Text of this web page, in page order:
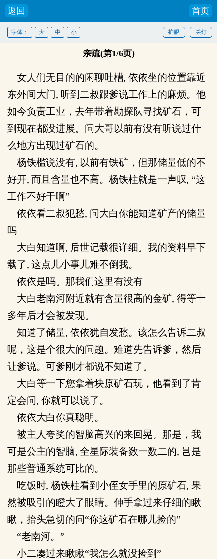
返回 首页
关灯
护眼
字体： 大 中 小
亲疏(第1/6页)
女人们无目的的闲聊吐槽, 依依坐的位置靠近
东外间大门, 听到二叔跟爹说工作上的麻烦。他
如今负责工业，去年带着勘探队寻找矿石，可
到现在都没进展。问大哥以前有没有听说过什
么地方出现过矿石的。
杨铁槛说没有, 以前有铁矿，但那储量低的不
好开, 而且含量也不高。杨铁柱就是一声叹, “这
工作不好干啊”
依依看二叔犯愁, 问大白你能知道矿产的储量
吗
大白知道啊, 后世记载很详细。我的资料早下
载了, 这点儿小事儿难不倒我。
依依是吗。那我们这里有没有
大白老南河附近就有含量很高的金矿, 得等十
多年后才会被发现。
知道了储量, 依依犹自发愁。该怎么告诉二叔
呢，这是个很大的问题。难道先告诉爹，然后
让爹说。可爹刚才都说不知道了。
大白等一下您拿着块原矿石玩，他看到了肯
定会问, 你就可以说了。
依依大白你真聪明。
被主人夸奖的智脑高兴的来回晃。那是，我
可是公主的智脑, 全星际装备数一数二的, 岂是
那些普通系统可比的。
吃饭时, 杨铁柱看到小侄女手里的原矿石, 果
然被吸引的瞪大了眼睛。伸手拿过来仔细的瞅
瞅，抬头急切的问“你这矿石在哪儿捡的”
“老南河。”
小二凑过来瞅瞅“我怎么就没捡到”